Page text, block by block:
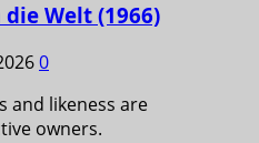
Welt (1966)
0
and likeness are
owners.